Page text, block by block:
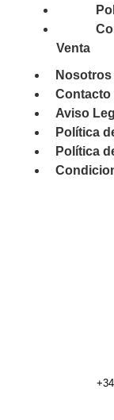
Venta
Nosotros
Contacto
Aviso
Política
Política